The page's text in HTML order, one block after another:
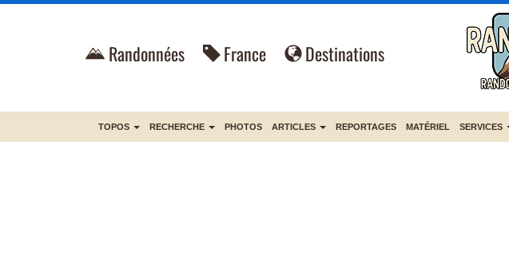
Randonnées France Destinations
TOPOS RECHERCHE PHOTOS ARTICLES REPORTAGES MATÉRIEL SERVICES